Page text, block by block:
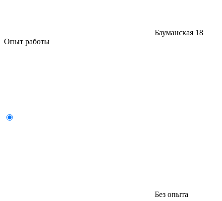
Бауманская 18
Опыт работы
Без опыта